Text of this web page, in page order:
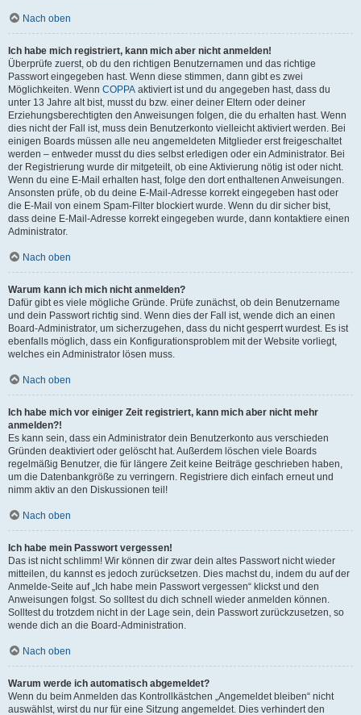
Nach oben
Ich habe mich registriert, kann mich aber nicht anmelden!
Überprüfe zuerst, ob du den richtigen Benutzernamen und das richtige
Passwort eingegeben hast. Wenn diese stimmen, dann gibt es zwei
Möglichkeiten. Wenn COPPA aktiviert ist und du angegeben hast, dass du
unter 13 Jahre alt bist, musst du bzw. einer deiner Eltern oder deiner
Erziehungsberechtigten den Anweisungen folgen, die du erhalten hast. Wenn
dies nicht der Fall ist, muss dein Benutzerkonto vielleicht aktiviert werden. Bei
einigen Boards müssen alle neu angemeldeten Mitglieder erst freigeschaltet
werden – entweder musst du dies selbst erledigen oder ein Administrator. Bei
der Registrierung wurde dir mitgeteilt, ob eine Aktivierung nötig ist oder nicht.
Wenn du eine E-Mail erhalten hast, folge den dort enthaltenen Anweisungen.
Ansonsten prüfe, ob du deine E-Mail-Adresse korrekt eingegeben hast oder
die E-Mail von einem Spam-Filter blockiert wurde. Wenn du dir sicher bist,
dass deine E-Mail-Adresse korrekt eingegeben wurde, dann kontaktiere einen
Administrator.
Nach oben
Warum kann ich mich nicht anmelden?
Dafür gibt es viele mögliche Gründe. Prüfe zunächst, ob dein Benutzername
und dein Passwort richtig sind. Wenn dies der Fall ist, wende dich an einen
Board-Administrator, um sicherzugehen, dass du nicht gesperrt wurdest. Es ist
ebenfalls möglich, dass ein Konfigurationsproblem mit der Website vorliegt,
welches ein Administrator lösen muss.
Nach oben
Ich habe mich vor einiger Zeit registriert, kann mich aber nicht mehr
anmelden?!
Es kann sein, dass ein Administrator dein Benutzerkonto aus verschieden
Gründen deaktiviert oder gelöscht hat. Außerdem löschen viele Boards
regelmäßig Benutzer, die für längere Zeit keine Beiträge geschrieben haben,
um die Datenbankgröße zu verringern. Registriere dich einfach erneut und
nimm aktiv an den Diskussionen teil!
Nach oben
Ich habe mein Passwort vergessen!
Das ist nicht schlimm! Wir können dir zwar dein altes Passwort nicht wieder
mitteilen, du kannst es jedoch zurücksetzen. Dies machst du, indem du auf der
Anmelde-Seite auf „Ich habe mein Passwort vergessen“ klickst und den
Anweisungen folgst. So solltest du dich schnell wieder anmelden können.
Solltest du trotzdem nicht in der Lage sein, dein Passwort zurückzusetzen, so
wende dich an die Board-Administration.
Nach oben
Warum werde ich automatisch abgemeldet?
Wenn du beim Anmelden das Kontrollkästchen „Angemeldet bleiben“ nicht
auswählst, wirst du nur für eine Sitzung angemeldet. Dies verhindert den